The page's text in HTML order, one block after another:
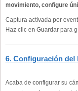
movimiento, configure
Captura activada por
Haz clic en Guardar para
6. Configuración del
Acaba de configurar su